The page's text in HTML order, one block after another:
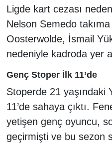
Ligde kart cezası
Nelson Semedo
Oosterwolde, İsmail
nedeniyle kadroda yer
Genç Stoper İlk 11’de
Stoperde 21 yaşındaki
11’de sahaya çıktı.
yetişen genç oyuncu,
geçirmişti ve bu sezon